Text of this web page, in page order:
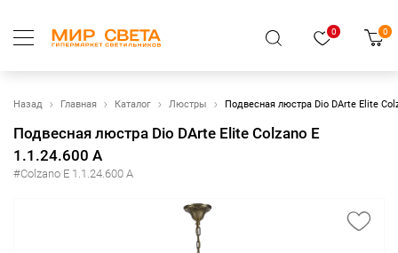
0 0
Назад Главная Каталог Люстры Подвесная люстра Dio DArte Elite
Подвесная люстра Dio DArte Elite Colzano E
1.1.24.600 A
#Colzano E 1.1.24.600 A